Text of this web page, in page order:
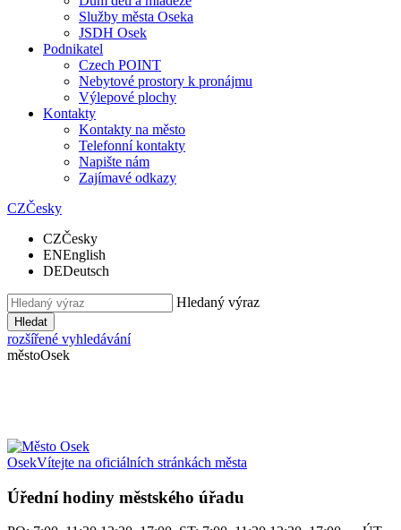
Služby města Oseka
JSDH Osek
Podnikatel
Czech POINT
Nebytové prostory k pronájmu
Výlepové plochy
Kontakty
Kontakty na město
Telefonní kontakty
Napište nám
Zajímavé odkazy
CZČesky
CZČesky
ENEnglish
DEDeutsch
Hledaný výraz
Hledat
rozšířené vyhledávání
městoOsek
OsekVítejte na oficiálních stránkách města
Úřední hodiny městského úřadu